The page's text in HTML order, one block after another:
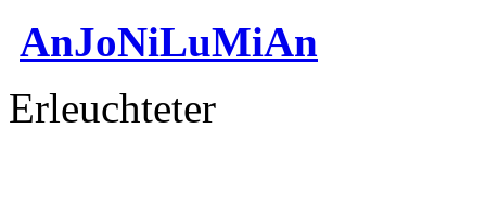
AnJoNiLuMiAn
Erleuchteter